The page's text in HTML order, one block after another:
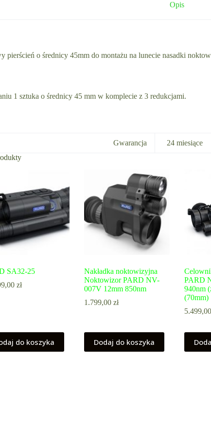
Opis
pierścień o średnicy 45mm do montażu na lunecie nasadki
1 sztuka o średnicy 45 mm w komplecie z 3 redukcjami.
Gwarancja
24 miesiące
SA32-25
zł
do koszyka
Nakładka noktowizyjna
Noktowizor PARD NV-
007V 12mm 850nm
1.799,00zł
Dodaj do koszyka
PARD
940nm
(70mm)